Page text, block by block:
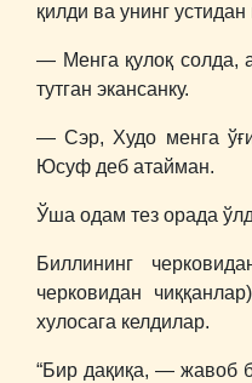
қилди ва унинг
― Менга қулоқ солда,
тутган экансанку.
― Сэр, Худо менга
Юсуф деб атайман.
Ўша одам тез орада
Биллининг
черковидан
хулосага келдилар.
“Бир дақиқа, ― жавоб